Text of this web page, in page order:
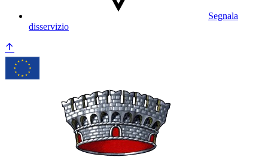
Segnala
disservizio